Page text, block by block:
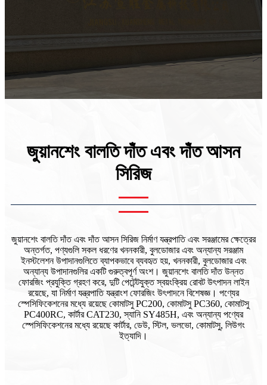
জুয়ানশেং বালতি দাঁত এবং দাঁত আসন
সিরিজ
জুয়ানশেং বালতি দাঁত এবং দাঁত আসন সিরিজ নির্মাণ যন্ত্রপাতি এবং সরঞ্জামের ক্ষেত্রের
অন্তর্গত, পণ্যগুলি সকল ধরণের খননকারী, বুলডোজার এবং অন্যান্য সরঞ্জাম
ইনস্টলেশন উপাদানগুলিতে ব্যাপকভাবে ব্যবহৃত হয়, খননকারী, বুলডোজার এবং
অন্যান্য উপাদানগুলির একটি গুরুত্বপূর্ণ অংশ। জুয়ানশেং বালতি দাঁত উন্নত
ফোরজিং প্রযুক্তি গ্রহণ করে, দুটি পেটেন্টযুক্ত স্বয়ংক্রিয় রোবট উৎপাদন লাইন
রয়েছে, যা নির্মাণ যন্ত্রপাতি যন্ত্রাংশ ফোরজিং উৎপাদনে বিশেষজ্ঞ। পণ্যের
স্পেসিফিকেশনের মধ্যে রয়েছে কোমাটসু PC200, কোমাটসু PC360, কোমাটসু
PC400RC, কার্টার CAT230, স্যানি SY485H, এবং অন্যান্য পণ্যের
স্পেসিফিকেশনের মধ্যে রয়েছে কার্টার, ডেউ, স্টিল, ভলভো, কোমাটসু, লিউগং
ইত্যাদি।